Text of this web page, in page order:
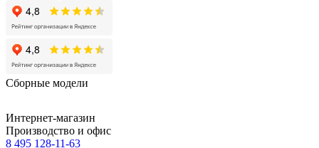
Сборные модели
Интернет-магазин
Производство и офис
8 495 128-11-63